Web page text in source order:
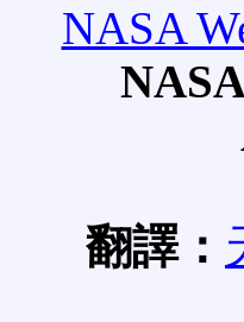
NASA
翻譯：